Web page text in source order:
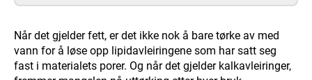
Når det gjelder fett, er det ikke nok å bare tørke av med
vann for å løse opp lipidavleiringene som har satt seg
fast i materialets porer. Og når det gjelder kalkavleiringer,